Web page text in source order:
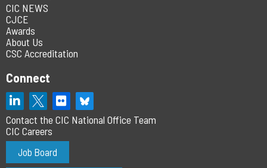
CIC NEWS
CJCE
Awards
About Us
CSC Accreditation
Connect
Contact the CIC National Office Team
CIC Careers
Job Board